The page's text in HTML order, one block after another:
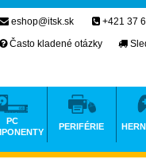
eshop@itsk.sk +421 37
Často kladené otázky
PC
PERIFÉRIE